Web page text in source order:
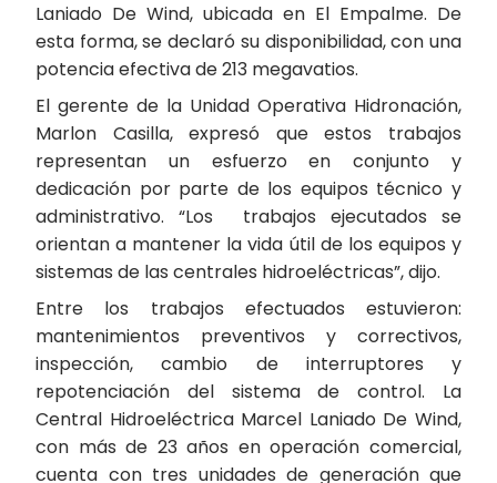
Laniado De Wind, ubicada en El Empalme. De
esta forma, se declaró su disponibilidad, con una
potencia efectiva de 213 megavatios.
El gerente de la Unidad Operativa Hidronación,
Marlon Casilla, expresó que estos trabajos
representan un esfuerzo en conjunto y
dedicación por parte de los equipos técnico y
administrativo. “Los trabajos ejecutados se
orientan a mantener la vida útil de los equipos y
sistemas de las centrales hidroeléctricas”, dijo.
Entre los trabajos efectuados estuvieron:
mantenimientos preventivos y correctivos,
inspección, cambio de interruptores y
repotenciación del sistema de control. La
Central Hidroeléctrica Marcel Laniado De Wind,
con más de 23 años en operación comercial,
cuenta con tres unidades de generación que